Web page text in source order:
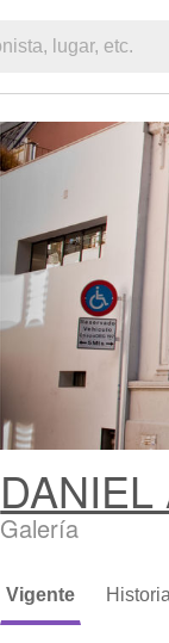
DANIEL
Galería
Vigente Historial